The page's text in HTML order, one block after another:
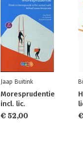
Jaap Buitink
Moresprudentie
incl. lic.
€ 52,00